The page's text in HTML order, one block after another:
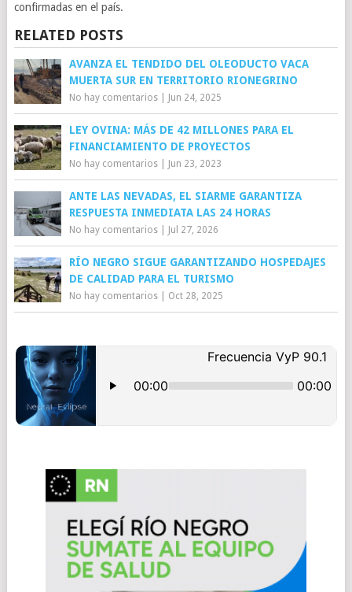
confirmadas en el país.
RELATED POSTS
AVANZA EL TENDIDO DEL OLEODUCTO VACA
MUERTA SUR EN TERRITORIO RIONEGRINO
No hay comentarios| Jun 24, 2025
LEY OVINA: MÁS DE 42 MILLONES PARA EL
FINANCIAMIENTO DE PROYECTOS
No hay comentarios| Jun 23, 2023
ANTE LAS NEVADAS, EL SIARME GARANTIZA
RESPUESTA INMEDIATA LAS 24 HORAS
No hay comentarios| Jul 27, 2026
RÍO NEGRO SIGUE GARANTIZANDO HOSPEDAJES
DE CALIDAD PARA EL TURISMO
No hay comentarios| Oct 28, 2025